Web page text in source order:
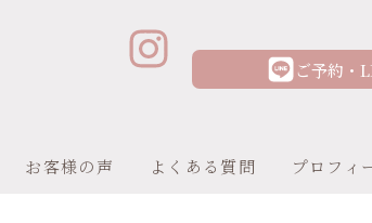
ご予約・
お客様の声 よくある質問 プロフィ